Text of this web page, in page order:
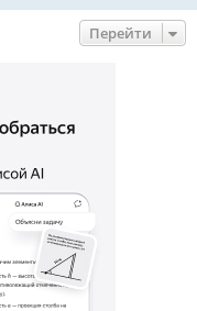
Перейти